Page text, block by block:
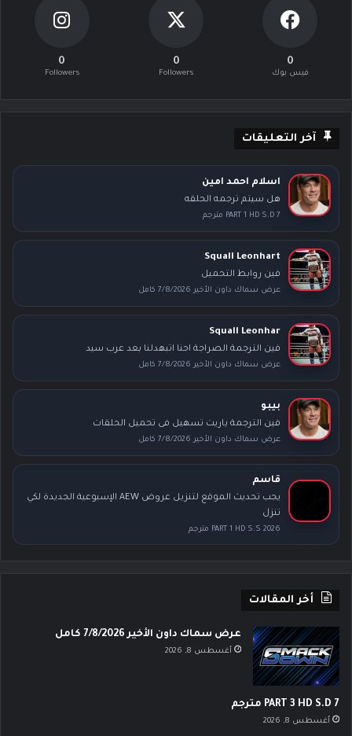
0
فيس بوك
0
Followers
0
Followers
آخر التعليقات
اسلام احمد امين
هل سيتم ترجمه الحلقه
PART 1 HD S.D 7 مترجم
Squall Leonhart
فين روابط التحميل
عرض سماك داون الأخير 7/8/2026 كامل
Squall Leonhar
فين الترجمة الصراجة احنا اتبهدلنا بعد عرب سيد
عرض سماك داون الأخير 7/8/2026 كامل
بيبو
فين الترجمة ياريت تسهيل فى تحميل الحلقات
عرض سماك داون الأخير 7/8/2026 كامل
قاسم
يجب تحديث الموقع لتنزيل عروض AEW الإسبوعية الجديدة لكي
تنزل
PART 1 HD S.S 2026 مترجم
أخر المقالات
عرض سماك داون الأخير 7/8/2026 كامل
أغسطس 8, 2026
PART 3 HD S.D 7 مترجم
أغسطس 8, 2026